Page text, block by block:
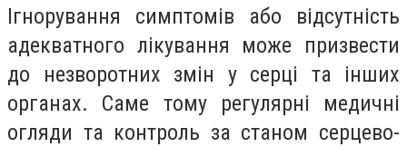
Ігнорування симптомів або відсутність
адекватного лікування може призвести
до незворотних змін у серці та інших
органах. Саме тому регулярні медичні
огляди та контроль за станом серцево-